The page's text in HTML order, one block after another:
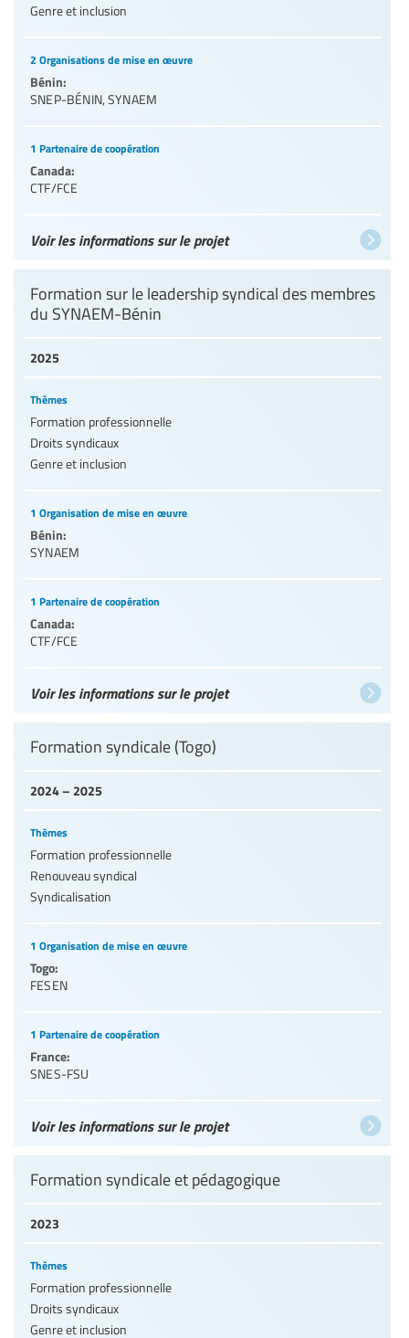
Genre et inclusion
2 Organisations de mise en œuvre
Bénin:
SNEP-BÉNIN, SYNAEM
1 Partenaire de coopération
Canada:
CTF/FCE
Voir les informations sur le projet
2025
Formation sur le leadership syndical des membres
du SYNAEM-Bénin
Thèmes
Formation professionnelle
Droits syndicaux
Genre et inclusion
1 Organisation de mise en œuvre
Bénin:
SYNAEM
1 Partenaire de coopération
Canada:
CTF/FCE
Voir les informations sur le projet
2024 – 2025
Formation syndicale (Togo)
Thèmes
Formation professionnelle
Renouveau syndical
Syndicalisation
1 Organisation de mise en œuvre
Togo:
FESEN
1 Partenaire de coopération
France:
SNES-FSU
Voir les informations sur le projet
2023
Formation syndicale et pédagogique
Thèmes
Formation professionnelle
Droits syndicaux
Genre et inclusion